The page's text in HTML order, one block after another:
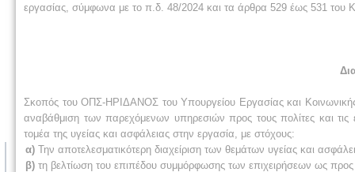
εργασίας, σύμφωνα με το π.δ. 48/2024 και τα άρθρα 529 έως 531 του
Σκοπός του ΟΠΣ-ΗΡΙΔΑΝΟΣ του Υπουργείου Εργασίας και
αναβάθμιση των παρεχόμενων υπηρεσιών προς τους πολίτες και τις
τομέα της υγείας και ασφάλειας στην εργασία, με στόχους:
α) Την αποτελεσματικότερη διαχείριση των θεμάτων υγείας και
β) τη βελτίωση του επιπέδου συμμόρφωσης των επιχειρήσεων ως προς